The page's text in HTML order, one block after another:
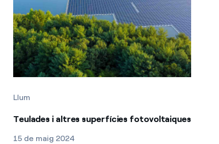
Llum
Teulades i altres superfícies fotovoltaiques
15 de maig 2024